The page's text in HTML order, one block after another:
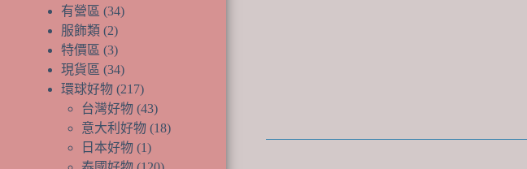
有營區 3434
品
服飾類 22
個
產
品
特價區 33
個
產
品
現貨區 3434
個
產
品
環球好物 217217
個
產
品
台灣好物 4343
個
品
意大利好物 1818
日本好物 11
個120